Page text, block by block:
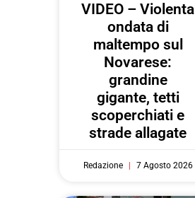
VIDEO – Violenta
ondata di
maltempo sul
Novarese:
grandine
gigante, tetti
scoperchiati e
strade allagate
Redazione 7 Agosto 2026